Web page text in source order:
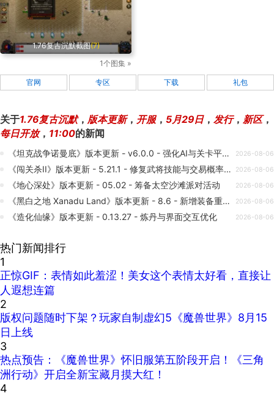
1.76复古沉默截图(7)
1个图集 »
官网 专区 下载 礼包
关于1.76复古沉默， 版本更新， 开服， 5月29日， 发行， 新区，
每日开放， 11:00的新闻
《坦克战争诺曼底》版本更新 - v6.0.0 - 强化AI与关卡平衡性调整 2026-08-06
《闯关杀II》版本更新 - 5.21.1 - 修复武将技能与交易概率优化 2026-08-06
《地心深处》版本更新 - 05.02 - 筹备太空沙滩派对活动 2026-08-06
《黑白之地 Xanadu Land》版本更新 - 8.6 - 新增装备重置与随行兽优化 2026-08-06
《造化仙缘》版本更新 - 0.13.27 - 炼丹与界面交互优化 2026-08-06
热门新闻排行
1
正惊GIF：表情如此羞涩！美女这个表情太好看，直接让
人遐想连篇
2
版权问题随时下架？玩家自制虚幻5《魔兽世界》8月15
日上线
3
热点预告：《魔兽世界》怀旧服第五阶段开启！《三角
洲行动》开启全新宝藏月摸大红！
4